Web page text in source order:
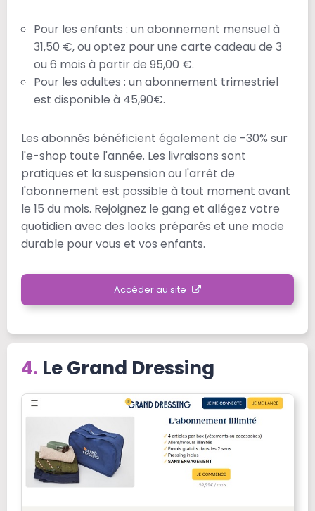
Pour les enfants : un abonnement mensuel à
31,50 €, ou optez pour une carte cadeau de 3
ou 6 mois à partir de 95,00 €.
Pour les adultes : un abonnement trimestriel
est disponible à 45,90€.
Les abonnés bénéficient également de -30% sur
l'e-shop toute l'année. Les livraisons sont
pratiques et la suspension ou l'arrêt de
l'abonnement est possible à tout moment avant
le 15 du mois. Rejoignez le gang et allégez votre
quotidien avec des looks préparés et une mode
durable pour vous et vos enfants.
Accéder au site
Le Grand Dressing